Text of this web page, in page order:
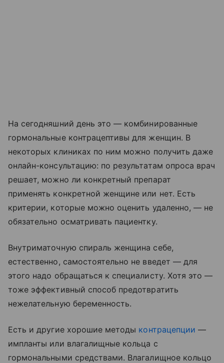
На сегодняшний день это — комбинированные
гормональные контрацептивы для женщин. В
некоторых клиниках по ним можно получить даже
онлайн-консультацию: по результатам опроса врач
решает, можно ли конкретный препарат
применять конкретной женщине или нет. Есть
критерии, которые можно оценить удаленно, — не
обязательно осматривать пациентку.
Внутриматочную спираль женщина себе,
естественно, самостоятельно не введет — для
этого надо обращаться к специалисту. Хотя это —
тоже эффективный способ предотвратить
нежелательную беременность.
Есть и другие хорошие методы контрацепции —
импланты или влагалищные кольца с
гормональными средствами. Влагалищное кольцо